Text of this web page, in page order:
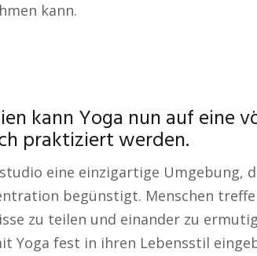
kann.
kann Yoga nun auf eine
praktiziert werden.
eine einzigartige Umgebung,
begünstigt. Menschen
zu teilen und einander zu
Yoga fest in ihren Lebensstil